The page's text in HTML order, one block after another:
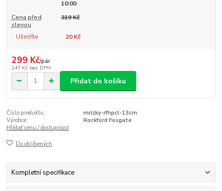
10:00
Cena před
slevou
319 Kč
Ušetříte 20 Kč
299 Kč/pár
247 Kč bez DPH
Přidat do košíku
Číslo produktu:
mrizky-rfhpcl-13cm
Výrobce:
Rockford Fosgate
Hlídat cenu / dostupnost
Do oblíbených
Kompletní specifikace